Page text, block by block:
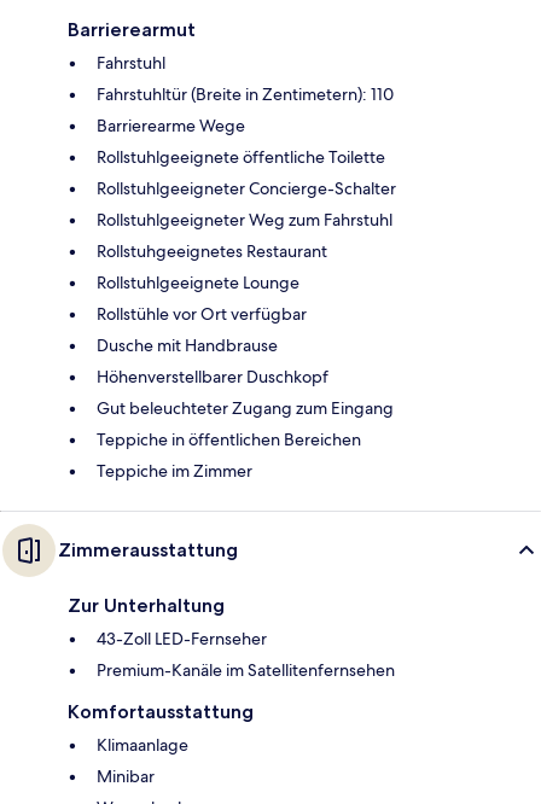
Barrierearmut
Fahrstuhl
Fahrstuhltür (Breite in Zentimetern): 110
Barrierearme Wege
Rollstuhlgeeignete öffentliche Toilette
Rollstuhlgeeigneter Concierge-Schalter
Rollstuhlgeeigneter Weg zum Fahrstuhl
Rollstuhgeeignetes Restaurant
Rollstuhlgeeignete Lounge
Rollstühle vor Ort verfügbar
Dusche mit Handbrause
Höhenverstellbarer Duschkopf
Gut beleuchteter Zugang zum Eingang
Teppiche in öffentlichen Bereichen
Teppiche im Zimmer
Zimmerausstattung
Zur Unterhaltung
43-Zoll LED-Fernseher
Premium-Kanäle im Satellitenfernsehen
Komfortausstattung
Klimaanlage
Minibar